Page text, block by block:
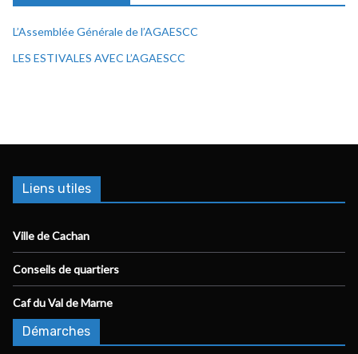
L’Assemblée Générale de l’AGAESCC
LES ESTIVALES AVEC L’AGAESCC
Liens utiles
Ville de Cachan
Conseils de quartiers
Caf du Val de Marne
Démarches